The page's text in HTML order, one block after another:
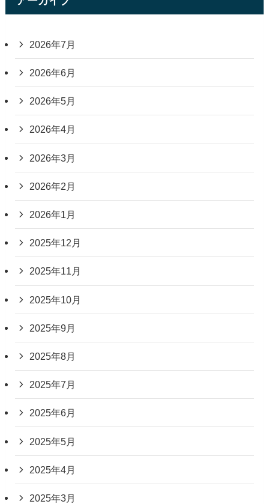
2026年7月
2026年6月
2026年5月
2026年4月
2026年3月
2026年2月
2026年1月
2025年12月
2025年11月
2025年10月
2025年9月
2025年8月
2025年7月
2025年6月
2025年5月
2025年4月
2025年3月